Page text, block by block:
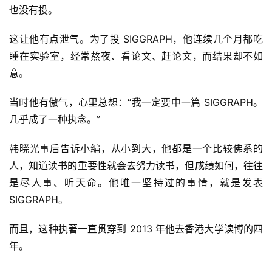
也没有投。
这让他有点泄气。为了投 SIGGRAPH，他连续几个月都吃
睡在实验室，经常熬夜、看论文、赶论文，而结果却不如
意。
当时他有傲气，心里总想：“我一定要中一篇 SIGGRAPH。
几乎成了一种执念。”
韩晓光事后告诉小编，从小到大，他都是一个比较佛系的
人，知道读书的重要性就会去努力读书，但成绩如何，往往
是尽人事、听天命。他唯一坚持过的事情，就是发表
SIGGRAPH。
而且，这种执著一直贯穿到 2013 年他去香港大学读博的四
年。